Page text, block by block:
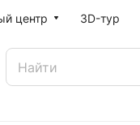
центр 3D-тур